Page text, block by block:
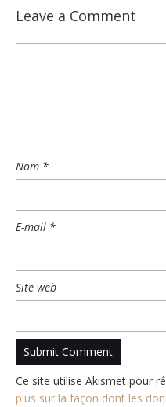
Leave a Comment
Nom *
E-mail *
Site web
Ce site utilise Akismet pour
plus sur la façon dont les